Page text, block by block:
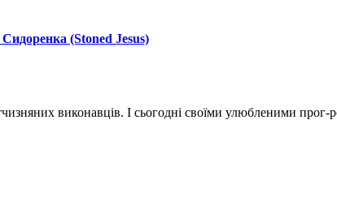
(Stoned Jesus)
виконавців. І сьогодні своїми улюбленими